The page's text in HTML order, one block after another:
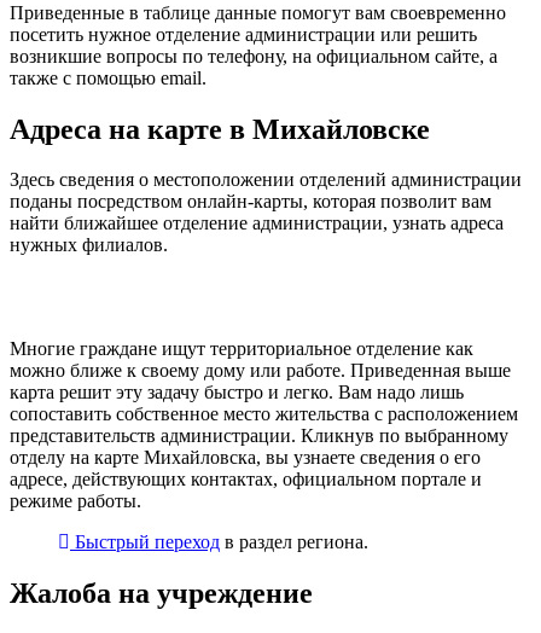
Приведенные в таблице данные помогут вам своевременно
посетить нужное отделение администрации или решить
возникшие вопросы по телефону, на официальном сайте, а
также с помощью email.
Адреса на карте в Михайловске
Здесь сведения о местоположении отделений администрации
поданы посредством онлайн-карты, которая позволит вам
найти ближайшее отделение администрации, узнать адреса
нужных филиалов.
Многие граждане ищут территориальное отделение как
можно ближе к своему дому или работе. Приведенная выше
карта решит эту задачу быстро и легко. Вам надо лишь
сопоставить собственное место жительства с расположением
представительств администрации. Кликнув по выбранному
отделу на карте Михайловска, вы узнаете сведения о его
адресе, действующих контактах, официальном портале и
режиме работы.
Быстрый переход в раздел региона.
Жалоба на учреждение